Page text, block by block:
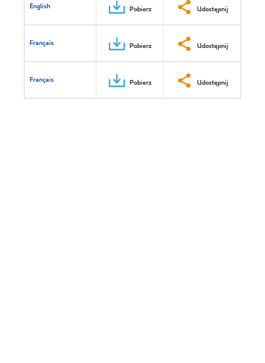
English Pobierz Udostępnij
Français Pobierz Udostępnij
Français Pobierz Udostępnij